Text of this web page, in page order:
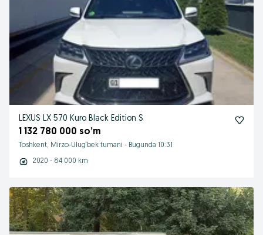
LEXUS LX 570 Kuro Black Edition S
1 132 780 000 so’m
Toshkent, Mirzo-Ulug‘bek tumani - Bugunda 10:31
2020 - 84 000 km